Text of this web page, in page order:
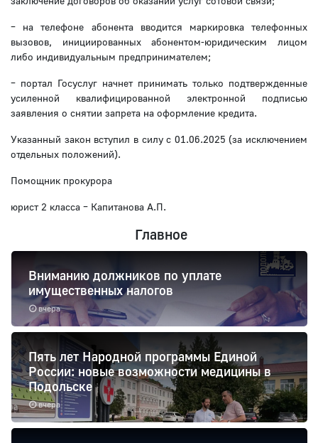
– на телефоне абонента вводится маркировка телефонных
вызовов, инициированных абонентом-юридическим лицом
либо индивидуальным предпринимателем;
– портал Госуслуг начнет принимать только подтвержденные
усиленной квалифицированной электронной подписью
заявления о снятии запрета на оформление кредита.
Указанный закон вступил в силу с 01.06.2025 (за исключением
отдельных положений).
Помощник прокурора
юрист 2 класса – Капитанова А.П.
Главное
вчера
Вниманию должников по уплате
имущественных налогов
вчера
Пять лет Народной программы Единой
России: новые возможности медицины в
Подольске